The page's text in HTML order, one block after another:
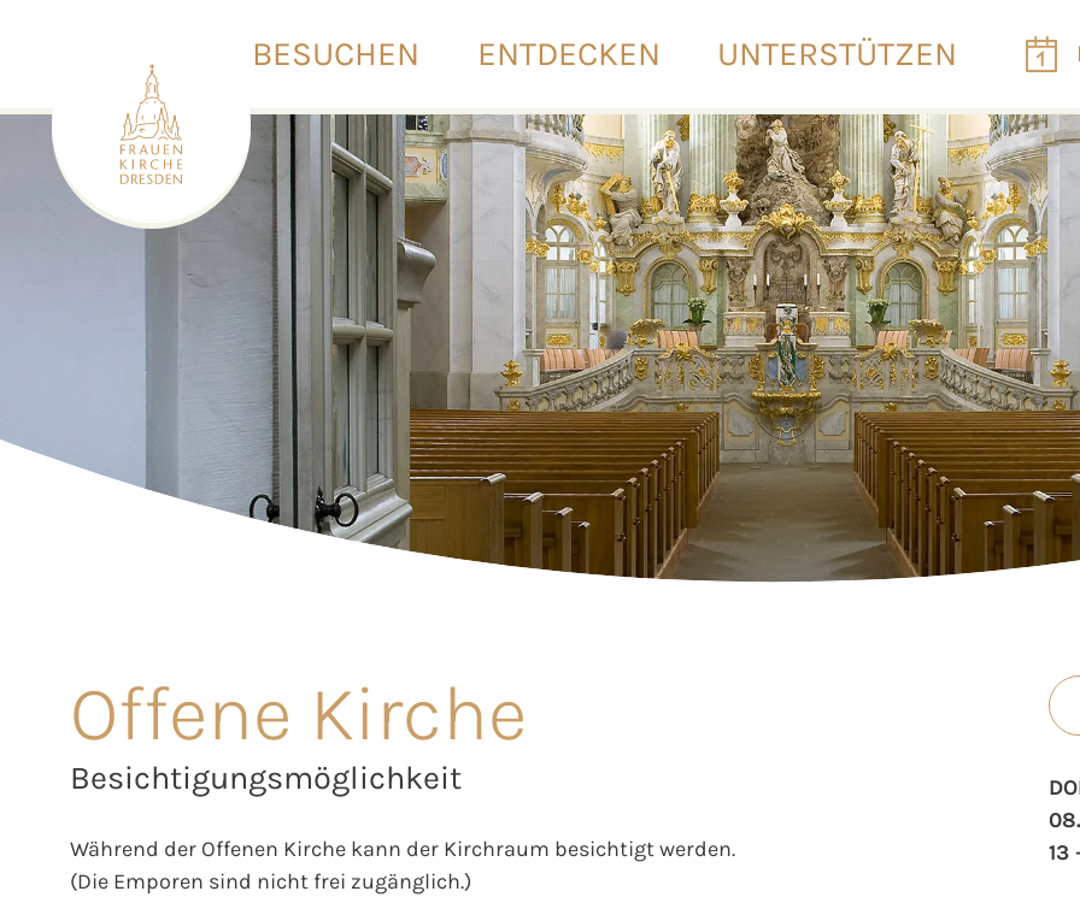
BESUCHEN ENTDECKEN UNTERSTÜTZEN
Offene Kirche
Besichtigungsmöglichkeit
Während der Offenen Kirche kann der Kirchraum besichtigt werden.
(Die Emporen sind nicht frei zugänglich.)
13